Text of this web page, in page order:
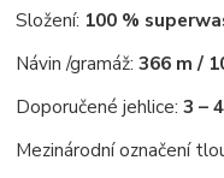
Složení: 100 %
Návin /gramáž: 366 m /
Doporučené jehlice:3 –
Mezinárodní označení